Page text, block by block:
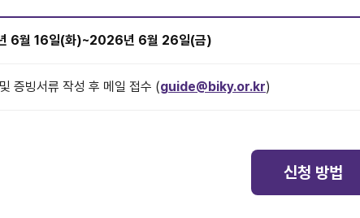
6월 16일(화)~2026년 6월 26일(금)
증빙서류 작성 후 메일 접수 (guide@biky.or.kr)
신청 방법